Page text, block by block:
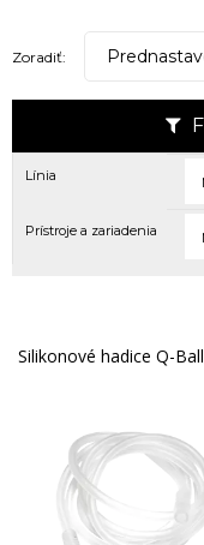
Zoradiť:
Línia
Prístroje a zariadenia
Silikonové